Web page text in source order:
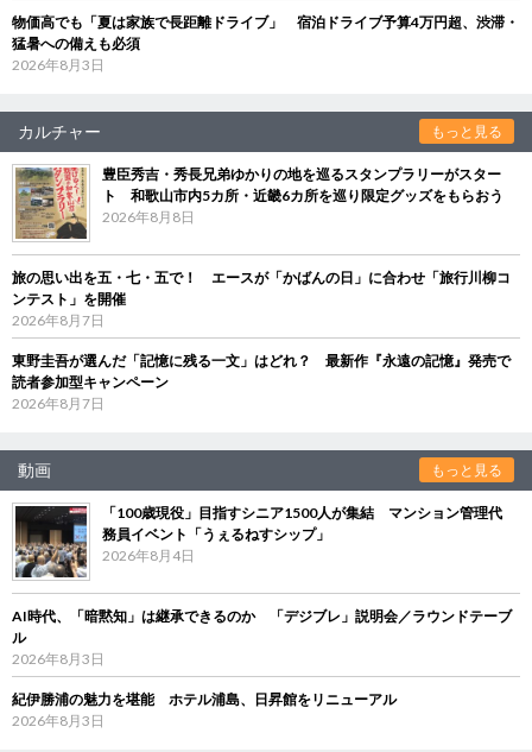
物価高でも「夏は家族で長距離ドライブ」 宿泊ドライブ予算4万円超、渋滞・
猛暑への備えも必須
2026年8月3日
カルチャー もっと見る
豊臣秀吉・秀長兄弟ゆかりの地を巡るスタンプラリーがスター
ト 和歌山市内5カ所・近畿6カ所を巡り限定グッズをもらおう
2026年8月8日
旅の思い出を五・七・五で！ エースが「かばんの日」に合わせ「旅行川柳コ
ンテスト」を開催
2026年8月7日
東野圭吾が選んだ「記憶に残る一文」はどれ？ 最新作『永遠の記憶』発売で
読者参加型キャンペーン
2026年8月7日
動画 もっと見る
「100歳現役」目指すシニア1500人が集結 マンション管理代
務員イベント「うぇるねすシップ」
2026年8月4日
AI時代、「暗黙知」は継承できるのか 「デジブレ」説明会／ラウンドテーブ
ル
2026年8月3日
紀伊勝浦の魅力を堪能 ホテル浦島、日昇館をリニューアル
2026年8月3日